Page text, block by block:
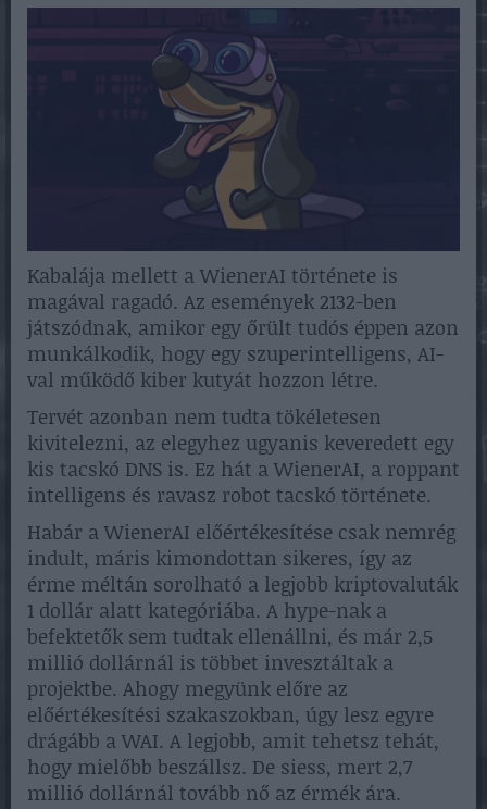
Kabalája mellett a WienerAI története is
magával ragadó. Az események 2132-ben
játszódnak, amikor egy őrült tudós éppen azon
munkálkodik, hogy egy szuperintelligens, AI-
val működő kiber kutyát hozzon létre.
Tervét azonban nem tudta tökéletesen
kivitelezni, az elegyhez ugyanis keveredett egy
kis tacskó DNS is. Ez hát a WienerAI, a roppant
intelligens és ravasz robot tacskó története.
Habár a WienerAI előértékesítése csak nemrég
indult, máris kimondottan sikeres, így az
érme méltán sorolható a legjobb kriptovaluták
1 dollár alatt kategóriába. A hype-nak a
befektetők sem tudtak ellenállni, és már 2,5
millió dollárnál is többet invesztáltak a
projektbe. Ahogy megyünk előre az
előértékesítési szakaszokban, úgy lesz egyre
drágább a WAI. A legjobb, amit tehetsz tehát,
hogy mielőbb beszállsz. De siess, mert 2,7
millió dollárnál tovább nő az érmék ára.